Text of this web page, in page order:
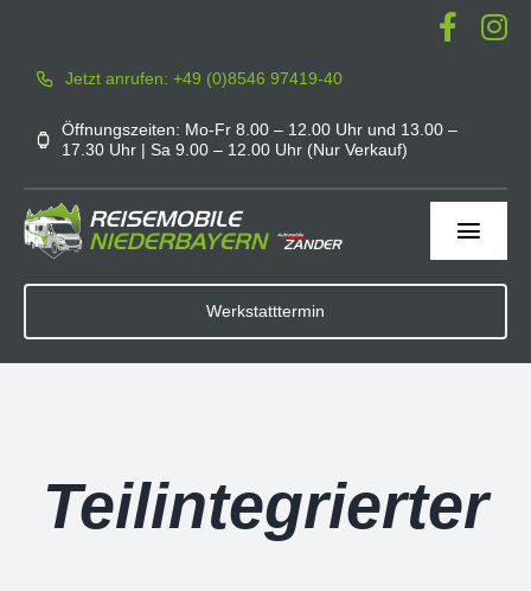
springenJetzt anrufen: +49 (0)8546 97419-40
Öffnungszeiten: Mo-Fr 8.00 – 12.00 Uhr und 13.00 –
17.30 Uhr | Sa 9.00 – 12.00 Uhr (Nur Verkauf)
Werkstatt
Mieten
Werkstatttermin
Teilintegrierter